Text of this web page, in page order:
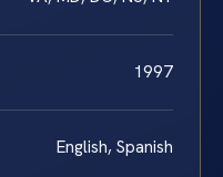
1997
English, Spanish